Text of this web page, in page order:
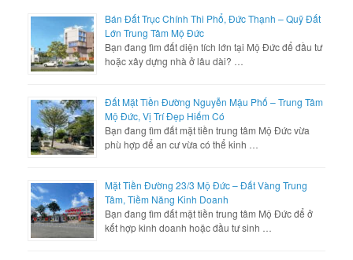
Bán Đất Trục Chính Thi Phổ, Đức Thạnh – Quỹ Đất
Lớn Trung Tâm Mộ Đức
Bạn đang tìm đất diện tích lớn tại Mộ Đức để đầu tư
hoặc xây dựng nhà ở lâu dài? …
Đất Mặt Tiền Đường Nguyễn Mậu Phố – Trung Tâm
Mộ Đức, Vị Trí Đẹp Hiếm Có
Bạn đang tìm đất mặt tiền trung tâm Mộ Đức vừa
phù hợp để an cư vừa có thể kinh …
Mặt Tiền Đường 23/3 Mộ Đức – Đất Vàng Trung
Tâm, Tiềm Năng Kinh Doanh
Bạn đang tìm đất mặt tiền trung tâm Mộ Đức để ở
kết hợp kinh doanh hoặc đầu tư sinh …